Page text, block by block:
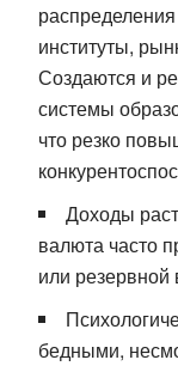
институты,
Создаются и
системы
что резко
Доходы
валюта часто
или резервной
бедными,